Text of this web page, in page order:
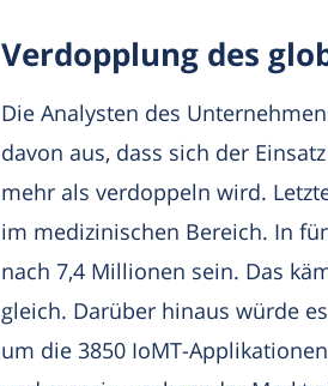
Verdopplung des
Die Analysten des
davon aus, dass sich der
mehr als verdoppeln wird.
im medizinischen Bereich. In
nach 7,4 Millionen sein. Das
gleich. Darüber hinaus würde
um die 3850 IoMT-